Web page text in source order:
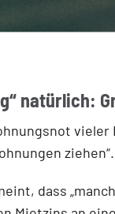
natürlich:
dass